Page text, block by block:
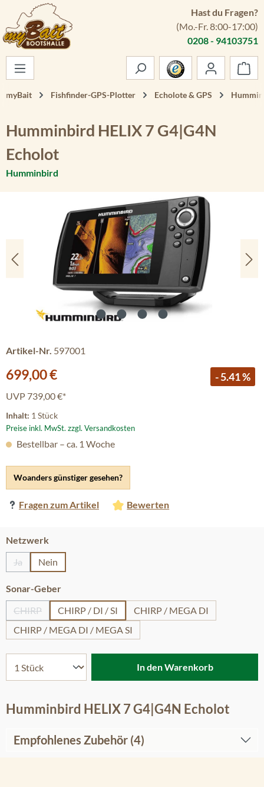
Zum Hauptinhalt springen
Hast du Fragen?
(Mo.-Fr. 8:00-17:00)
0208 - 94103751
myBait Fishfinder-GPS-Plotter Echolote & GPS
Humminbird HELIX 7 G4|G4N
Echolot
Humminbird
Artikel-Nr. 597001
Verkaufspreis:
699,00 € - 5.41 %
UVP 739,00 €*
Inhalt: 1 Stück
Preise inkl. MwSt. zzgl. Versandkosten
Woanders günstiger gesehen?
Fragen zum Artikel Bewerten
Bestellbar – ca. 1 Woche
Netzwerkauswählen
Ja
(Diese Option ist zurzeit nicht verfügbar.)
Nein
Sonar-Geberauswählen
CHIRP
(Diese Option ist zurzeit nicht verfügbar.)
CHIRP / DI / SI
CHIRP / MEGA DI
CHIRP / MEGA DI / MEGA SI
In den Warenkorb
Humminbird HELIX 7 G4|G4N Echolot
Empfohlenes Zubehör (4)